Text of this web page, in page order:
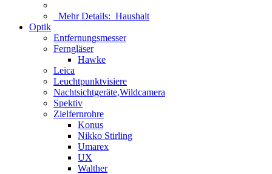
Mehr Details: Haushalt
Optik
Entfernungsmesser
Ferngläser
Hawke
Leica
Leuchtpunktvisiere
Nachtsichtgeräte,Wildcamera
Spektiv
Zielfernrohre
Konus
Nikko Stirling
Umarex
UX
Walther